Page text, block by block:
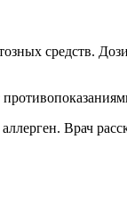
средств.
Врач